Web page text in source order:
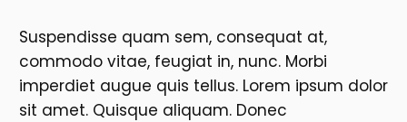
Suspendisse quam sem, consequat at,
commodo vitae, feugiat in, nunc. Morbi
imperdiet augue quis tellus. Lorem ipsum dolor
sit amet. Quisque aliquam. Donec